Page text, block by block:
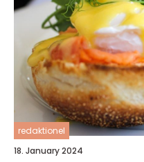
redaktionel
18. January 2024